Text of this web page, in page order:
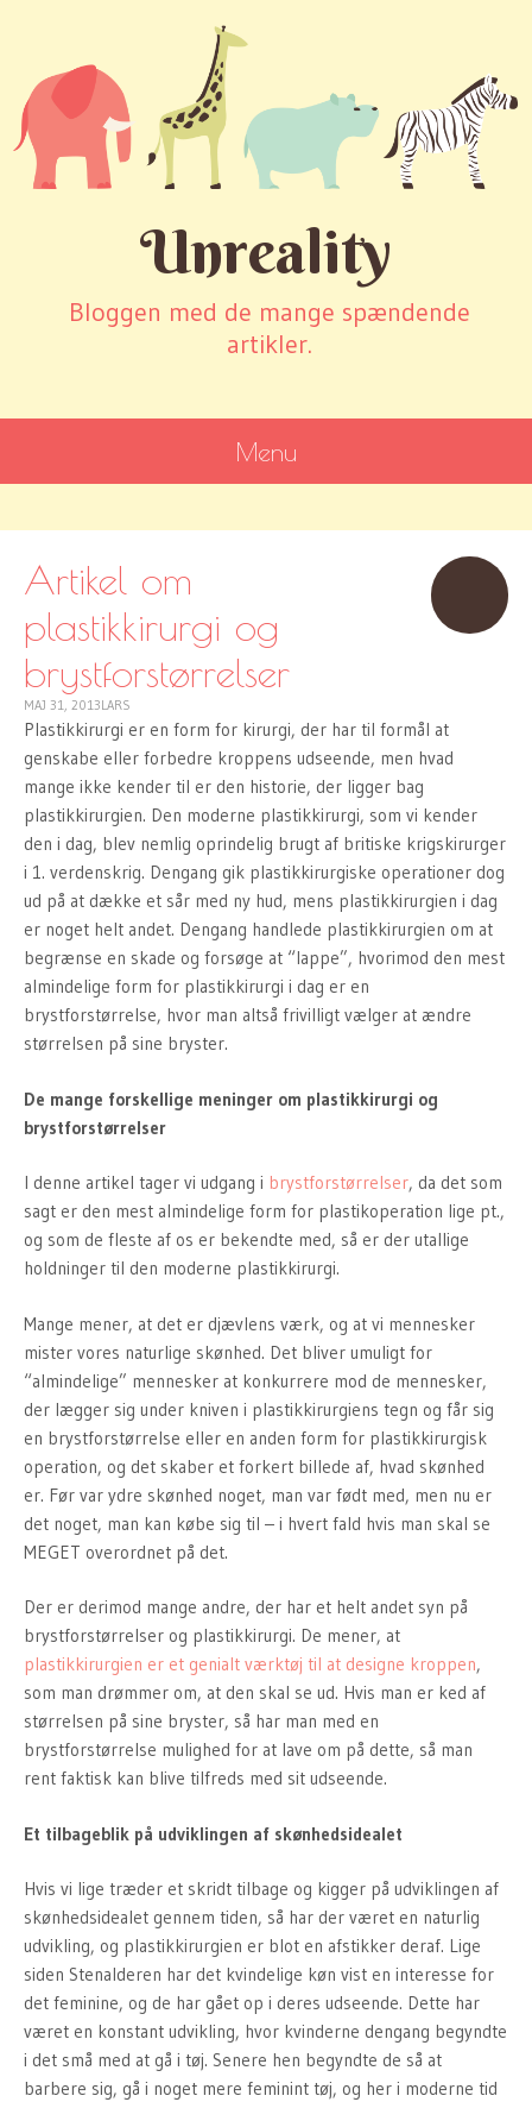
Unreality
Bloggen med de mange spændende
artikler.
Menu
CONTENT
Artikel om
plastikkirurgi og
brystforstørrelser
MAJ 31, 2013LARS
Plastikkirurgi er en form for kirurgi, der har til formål at
genskabe eller forbedre kroppens udseende, men hvad
mange ikke kender til er den historie, der ligger bag
plastikkirurgien. Den moderne plastikkirurgi, som vi kender
den i dag, blev nemlig oprindelig brugt af britiske krigskirurger
i 1. verdenskrig. Dengang gik plastikkirurgiske operationer dog
ud på at dække et sår med ny hud, mens plastikkirurgien i dag
er noget helt andet. Dengang handlede plastikkirurgien om at
begrænse en skade og forsøge at “lappe”, hvorimod den mest
almindelige form for plastikkirurgi i dag er en
brystforstørrelse, hvor man altså frivilligt vælger at ændre
størrelsen på sine bryster.
De mange forskellige meninger om plastikkirurgi og
brystforstørrelser
I denne artikel tager vi udgang i brystforstørrelser, da det som
sagt er den mest almindelige form for plastikoperation lige pt.,
og som de fleste af os er bekendte med, så er der utallige
holdninger til den moderne plastikkirurgi.
Mange mener, at det er djævlens værk, og at vi mennesker
mister vores naturlige skønhed. Det bliver umuligt for
“almindelige” mennesker at konkurrere mod de mennesker,
der lægger sig under kniven i plastikkirurgiens tegn og får sig
en brystforstørrelse eller en anden form for plastikkirurgisk
operation, og det skaber et forkert billede af, hvad skønhed
er. Før var ydre skønhed noget, man var født med, men nu er
det noget, man kan købe sig til – i hvert fald hvis man skal se
MEGET overordnet på det.
Der er derimod mange andre, der har et helt andet syn på
brystforstørrelser og plastikkirurgi. De mener, at
plastikkirurgien er et genialt værktøj til at designe kroppen,
som man drømmer om, at den skal se ud. Hvis man er ked af
størrelsen på sine bryster, så har man med en
brystforstørrelse mulighed for at lave om på dette, så man
rent faktisk kan blive tilfreds med sit udseende.
Et tilbageblik på udviklingen af skønhedsidealet
Hvis vi lige træder et skridt tilbage og kigger på udviklingen af
skønhedsidealet gennem tiden, så har der været en naturlig
udvikling, og plastikkirurgien er blot en afstikker deraf. Lige
siden Stenalderen har det kvindelige køn vist en interesse for
det feminine, og de har gået op i deres udseende. Dette har
været en konstant udvikling, hvor kvinderne dengang begyndte
i det små med at gå i tøj. Senere hen begyndte de så at
barbere sig, gå i noget mere feminint tøj, og her i moderne tid